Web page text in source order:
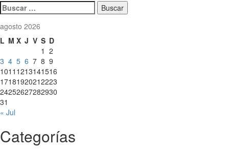
Buscar:
agosto 2026
L M X J V S D
1 2
3 4 5 6 7 8 9
1011 1213141516
17181920212223
24252627282930
31
« Jul
Categorías